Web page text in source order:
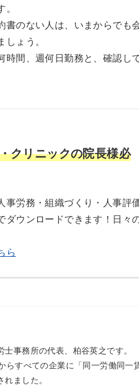
書のない人は、いまからでも
ょう。
時間、週何日勤務と、確認し
クリニックの院長様必
事労務・組織づくり・人事評
ダウンロードできます！日々
ら
士事務所の代表、柏谷英之です。
らすべての企業に「同一労働同一
ました。